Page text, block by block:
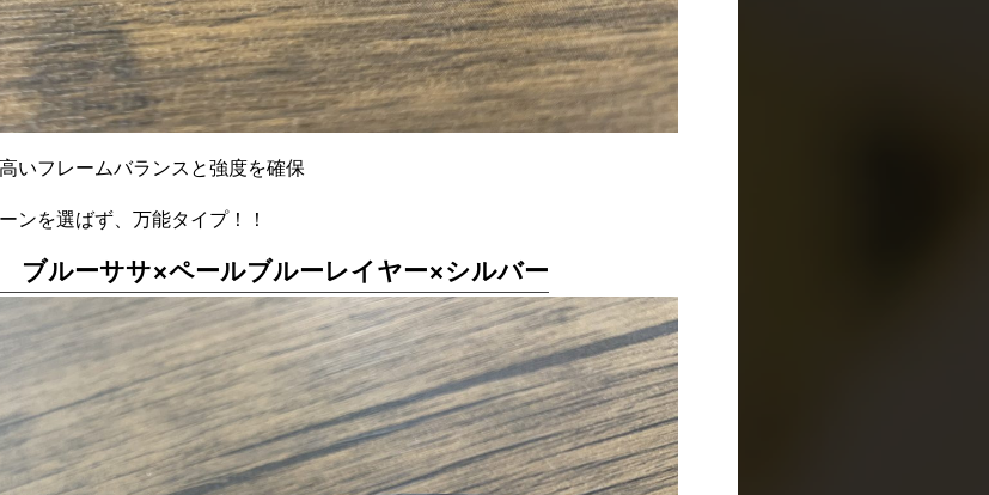
いフレームバランスと強度を確保
ンを選ばず、万能タイプ！！
ルーササ×ペールブルーレイヤー×シルバー